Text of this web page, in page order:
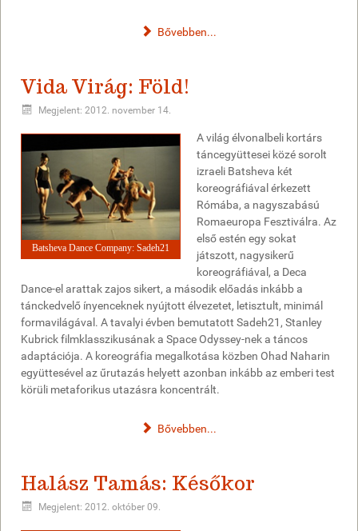
Bővebben...
Vida Virág: Föld!
Megjelent: 2012. november 14.
Batsheva Dance Company: Sadeh21
A világ élvonalbeli kortárs
táncegyüttesei közé sorolt
izraeli Batsheva két
koreográfiával érkezett
Rómába, a nagyszabású
Romaeuropa Fesztiválra. Az
első estén egy sokat
játszott, nagysikerű
koreográfiával, a Deca
Dance-el arattak zajos sikert, a második előadás inkább a
tánckedvelő ínyenceknek nyújtott élvezetet, letisztult, minimál
formavilágával. A tavalyi évben bemutatott Sadeh21, Stanley
Kubrick filmklasszikusának a Space Odyssey-nek a táncos
adaptációja. A koreográfia megalkotása közben Ohad Naharin
együttesével az űrutazás helyett azonban inkább az emberi test
körüli metaforikus utazásra koncentrált.
Bővebben...
Halász Tamás: Későkor
Megjelent: 2012. október 09.